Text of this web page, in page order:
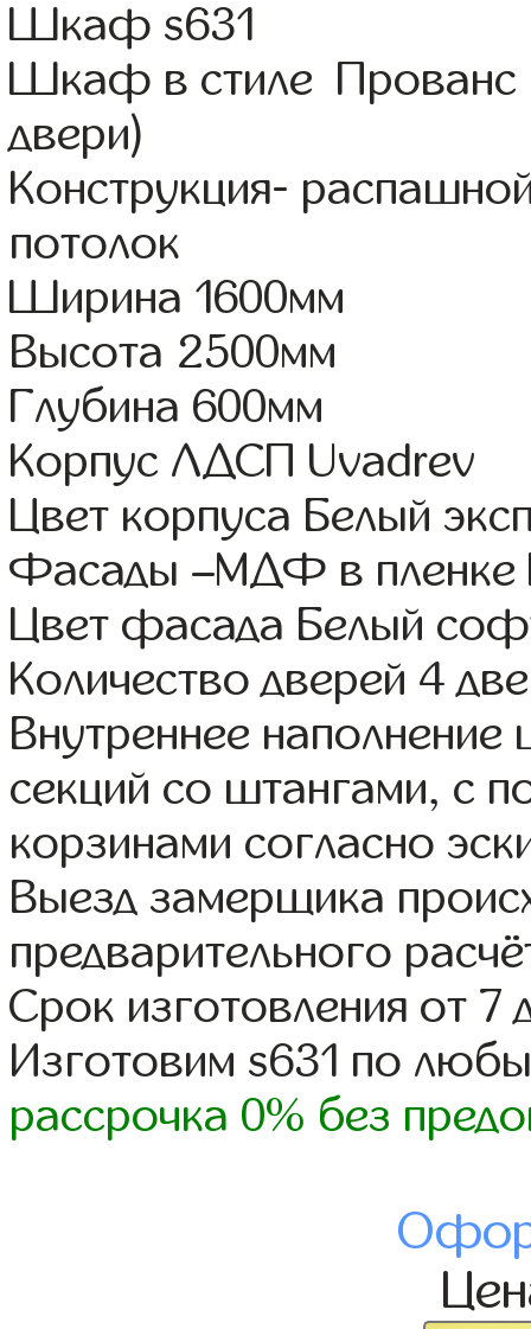
Шкаф s631
Шкаф в стиле Прованс
двери)
Конструкция-
потолок
Ширина 1600мм
Высота 2500мм
Глубина 600мм
Корпус ЛДСП Uvadrev
Цвет корпуса Белый
Фасады –МДФ в пленке
Цвет фасада Белый
Количество дверей 4
Внутреннее
секций со штангами, с
корзинами согласно
Выезд замерщика
предварительного
Срок изготовления от 7
Изготовим s631 по
рассрочка 0% без